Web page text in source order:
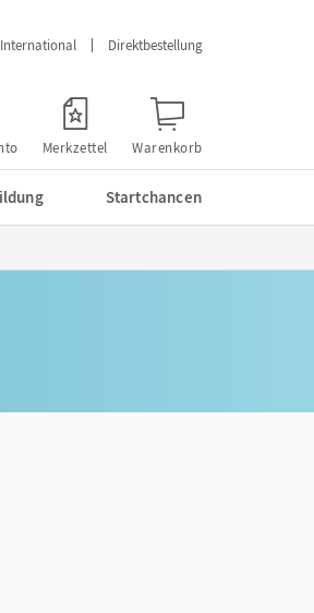
International Direktbestellung
Merkzettel Warenkorb
Startchancen